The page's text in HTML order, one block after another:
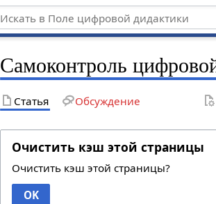
Самоконтроль
Статья Обсуждение
Очистить кэш этой страницы
Очистить кэш этой страницы?
OK